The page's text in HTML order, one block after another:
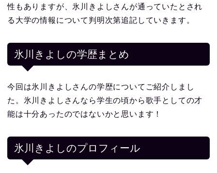
性もありますが、氷川きよしさんが通っていたとされ
る大学の情報について判明次第追記していきます。
氷川きよしの学歴まとめ
今回は氷川きよしさんの学歴についてご紹介しまし
た。氷川きよしさんなら学生の頃から歌手としての才
能は十分あったのではないかと思います！
氷川きよしのプロフィール